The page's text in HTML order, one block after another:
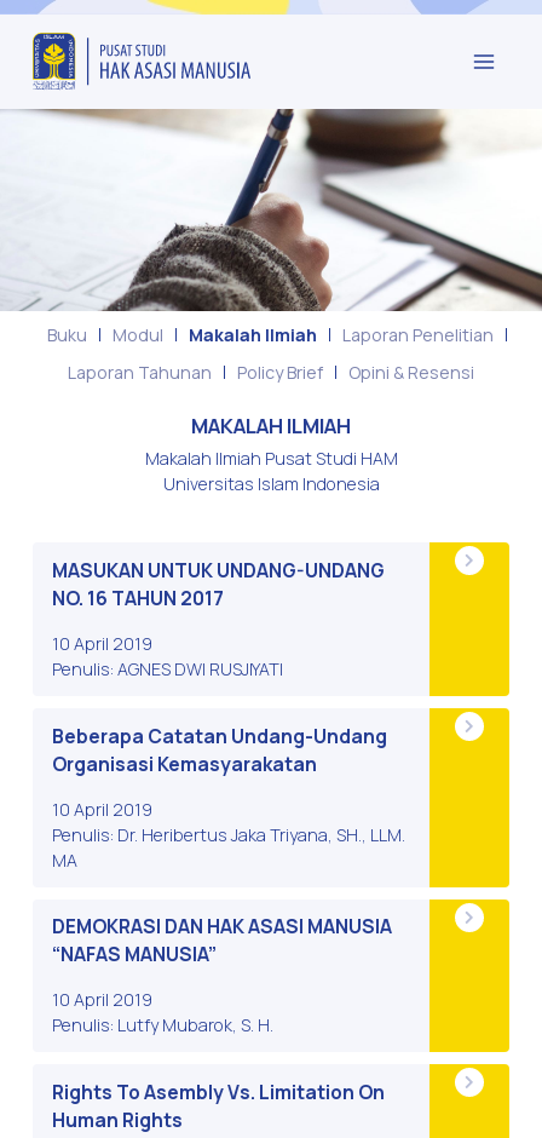
Buku Modul Makalah Ilmiah
Laporan Penelitian
Laporan Tahunan
Policy Brief Opini & Resensi
MAKALAH ILMIAH
Makalah Ilmiah Pusat Studi HAM
Universitas Islam Indonesia
MASUKAN UNTUK UNDANG-UNDANG
NO. 16 TAHUN 2017
10 April 2019
Penulis: AGNES DWI RUSJIYATI
Beberapa Catatan Undang-Undang
Organisasi Kemasyarakatan
10 April 2019
Penulis: Dr. Heribertus Jaka Triyana, SH., LLM.
MA
DEMOKRASI DAN HAK ASASI MANUSIA
“NAFAS MANUSIA”
10 April 2019
Penulis: Lutfy Mubarok, S. H.
Rights To Asembly Vs. Limitation On
Human Rights